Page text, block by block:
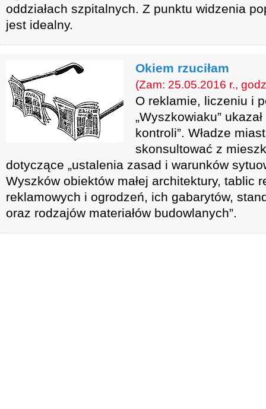
oddziałach szpitalnych. Z punktu widzenia
jest idealny.
Okiem rzuciłam
(Zam: 25.05.2016 r.,
O reklamie, liczeniu i
„Wyszkowiaku”
kontroli”. Władze
skonsultować z
dotyczące „ustalenia zasad i warunków
Wyszków obiektów małej architektury, tablic
reklamowych i ogrodzeń, ich gabarytów,
oraz rodzajów materiałów budowlanych”.